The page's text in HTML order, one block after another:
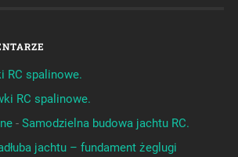
RC spalinowe.
RC spalinowe.
- Samodzielna budowa jachtu RC.
jachtu – fundament żeglugi